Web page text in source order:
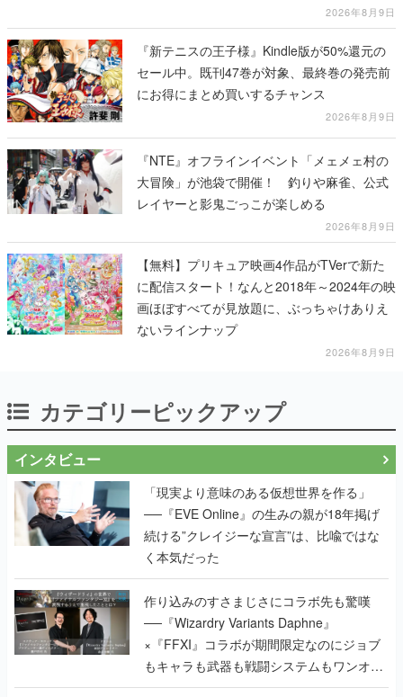
テージショーや没入型のホラー体験も楽しめ
る
2026年8月9日
『新テニスの王子様』Kindle版が50%還元の
セール中。既刊47巻が対象、最終巻の発売前
にお得にまとめ買いするチャンス
2026年8月9日
『NTE』オフラインイベント「メェメェ村の
大冒険」が池袋で開催！ 釣りや麻雀、公式
レイヤーと影鬼ごっこが楽しめる
2026年8月9日
【無料】プリキュア映画4作品がTVerで新た
に配信スタート！なんと2018年～2024年の映
画ほぼすべてが見放題に、ぶっちゃけありえ
ないラインナップ
2026年8月9日
カテゴリーピックアップ
インタビュー
「現実より意味のある仮想世界を作る」
──『EVE Online』の生みの親が18年掲げ
続ける”クレイジーな宣言”は、比喩ではな
く本気だった
作り込みのすさまじさにコラボ先も驚嘆
──『Wizardry Variants Daphne』
×『FFXI』コラボが期間限定なのにジョブ
もキャラも武器も戦闘システムもワンオフ
で作り込まれた理由を両ディレクターに聞